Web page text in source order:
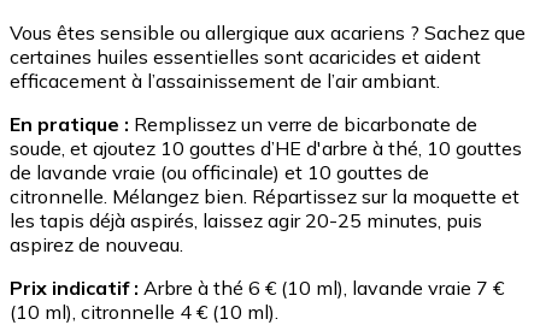
Vous êtes sensible ou allergique aux acariens ? Sachez que
certaines huiles essentielles sont acaricides et aident
efficacement à l’assainissement de l’air ambiant.
En pratique : Remplissez un verre de bicarbonate de
soude, et ajoutez 10 gouttes d’HE d'arbre à thé, 10 gouttes
de lavande vraie (ou officinale) et 10 gouttes de
citronnelle. Mélangez bien. Répartissez sur la moquette et
les tapis déjà aspirés, laissez agir 20-25 minutes, puis
aspirez de nouveau.
Prix indicatif : Arbre à thé 6 € (10 ml), lavande vraie 7 €
(10 ml), citronnelle 4 € (10 ml).